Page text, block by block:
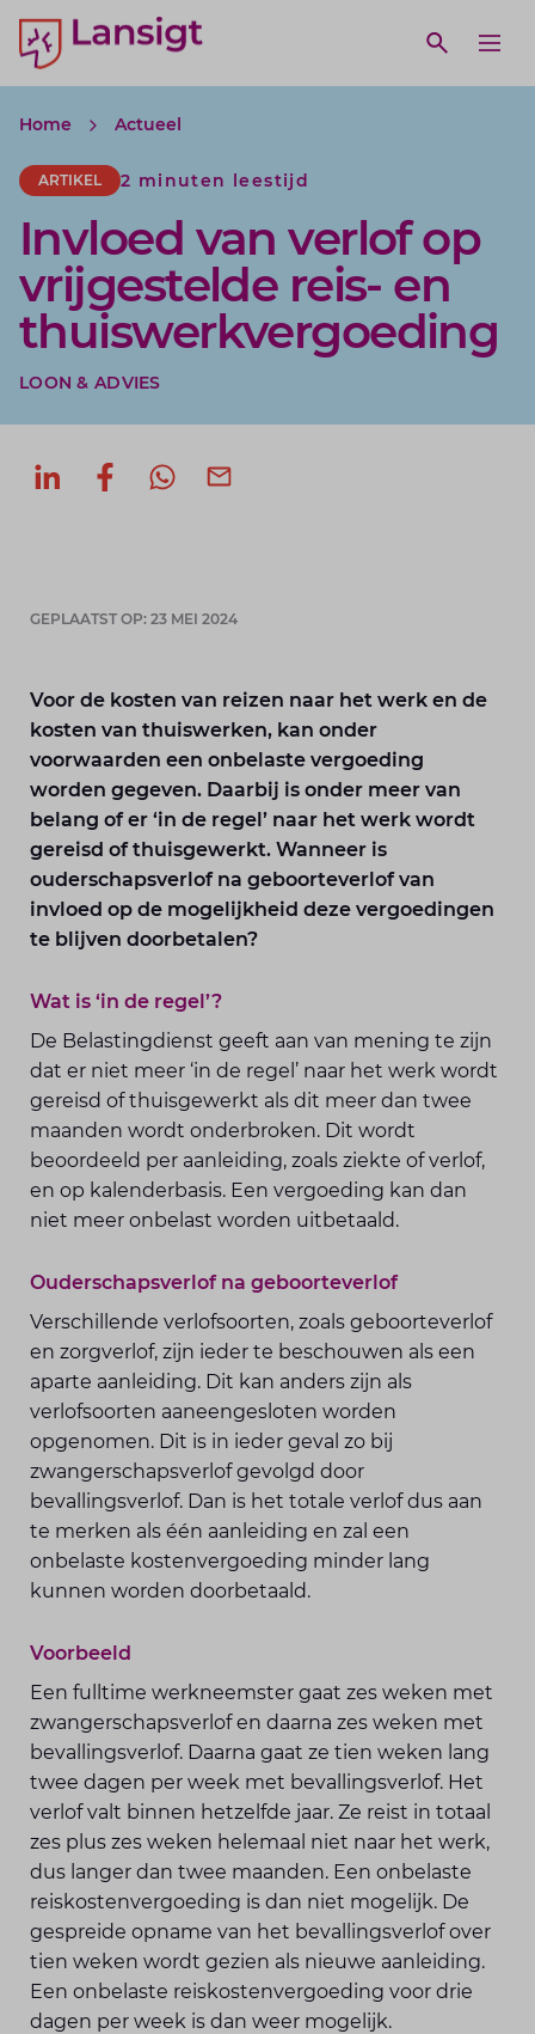
Lansigt Accountants logo
Open
search website
Home Actueel
ARTIKEL 2 minuten leestijd
Invloed van verlof op
vrijgestelde reis- en
thuiswerkvergoeding
LOON & ADVIES
Deel op LinkedIn
Deel op Facebook
GEPLAATST OP: 23 MEI 2024
Voor de kosten van reizen naar het werk en de
kosten van thuiswerken, kan onder
voorwaarden een onbelaste vergoeding
worden gegeven. Daarbij is onder meer van
belang of er ‘in de regel’ naar het werk wordt
gereisd of thuisgewerkt. Wanneer is
ouderschapsverlof na geboorteverlof van
invloed op de mogelijkheid deze vergoedingen
te blijven doorbetalen?
Wat is ‘in de regel’?
De Belastingdienst geeft aan van mening te zijn
dat er niet meer ‘in de regel’ naar het werk wordt
gereisd of thuisgewerkt als dit meer dan twee
maanden wordt onderbroken. Dit wordt
beoordeeld per aanleiding, zoals ziekte of verlof,
en op kalenderbasis. Een vergoeding kan dan
niet meer onbelast worden uitbetaald.
Ouderschapsverlof na geboorteverlof
Verschillende verlofsoorten, zoals geboorteverlof
en zorgverlof, zijn ieder te beschouwen als een
aparte aanleiding. Dit kan anders zijn als
verlofsoorten aaneengesloten worden
opgenomen. Dit is in ieder geval zo bij
zwangerschapsverlof gevolgd door
bevallingsverlof. Dan is het totale verlof dus aan
te merken als één aanleiding en zal een
onbelaste kostenvergoeding minder lang
kunnen worden doorbetaald.
Voorbeeld
Een fulltime werkneemster gaat zes weken met
zwangerschapsverlof en daarna zes weken met
bevallingsverlof. Daarna gaat ze tien weken lang
twee dagen per week met bevallingsverlof. Het
verlof valt binnen hetzelfde jaar. Ze reist in totaal
zes plus zes weken helemaal niet naar het werk,
dus langer dan twee maanden. Een onbelaste
reiskostenvergoeding is dan niet mogelijk. De
gespreide opname van het bevallingsverlof over
tien weken wordt gezien als nieuwe aanleiding.
Een onbelaste reiskostenvergoeding voor drie
dagen per week is dan weer mogelijk.